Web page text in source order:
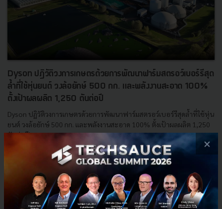
Dyson ปฏิวัติวงการเกษตรด้วยการพัฒนาฟาร์มสตรอว์เบอร์รีสุด
ล้ำที่ใช้หุ่นยนต์ วงล้อยักษ์ 500 กก. และพลังงานสะอาด 100%
ตั้งเป้าผลผลิต 1,250 ตันต่อปี
Dyson ปฏิวัติวงการเกษตรด้วยการพัฒนาฟาร์มสตรอว์เบอร์รีสุดล้ำที่ใช้หุ่น
ยนต์ วงล้อยักษ์ 500 กก. และพลังงานสะอาด 100% ตั้งเป้าผลผลิต 1,250
ตันต่อปี...
กรกฎาคม 7, 2025| ByTechsauce Team
Dyson AgriTech Smart Farm Dyson Farming
×